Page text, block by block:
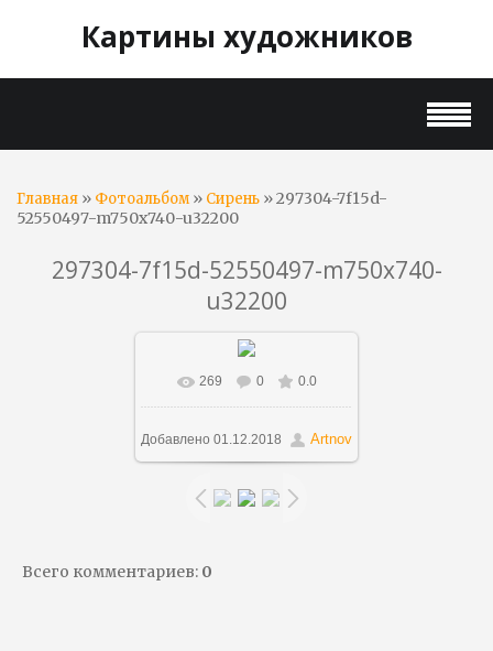
Картины художников
Главная » Фотоальбом» Сирень » 297304-7f15d-
52550497-m750x740-u32200
297304-7f15d-52550497-m750x740-
u32200
В реальном размере
750x426/ 122.7Kb
269 0 0.0
Добавлено 01.12.2018 Artnov
Всего комментариев: 0